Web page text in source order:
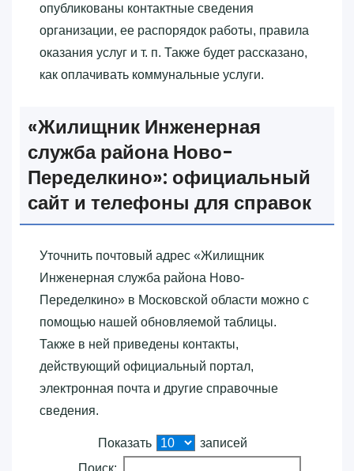
опубликованы контактные сведения
организации, ее распорядок работы, правила
оказания услуг и т. п. Также будет рассказано,
как оплачивать коммунальные услуги.
«‎Жилищник Инженерная
служба района Ново-
Переделкино»‎: официальный
сайт и телефоны для справок
Уточнить почтовый адрес «‎Жилищник
Инженерная служба района Ново-
Переделкино»‎ в Московской области можно с
помощью нашей обновляемой таблицы.
Также в ней приведены контакты,
действующий официальный портал,
электронная почта и другие справочные
сведения.
Показать
записей
Поиск: